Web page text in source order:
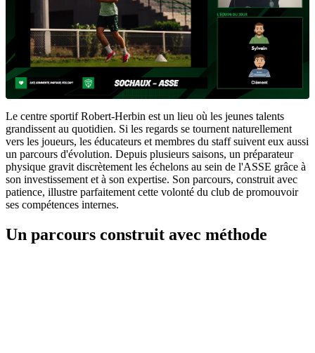
Le centre sportif Robert-Herbin est un lieu où les jeunes talents
grandissent au quotidien. Si les regards se tournent naturellement
vers les joueurs, les éducateurs et membres du staff suivent eux aussi
un parcours d'évolution. Depuis plusieurs saisons, un préparateur
physique gravit discrètement les échelons au sein de l'ASSE grâce à
son investissement et à son expertise. Son parcours, construit avec
patience, illustre parfaitement cette volonté du club de promouvoir
ses compétences internes.
Un parcours construit avec méthode